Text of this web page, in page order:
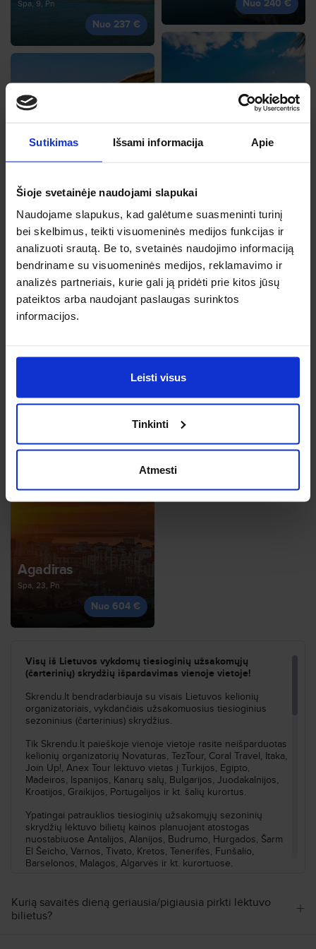
Sutikimas Išsami informacija Apie
Šioje svetainėje naudojami slapukai
Naudojame slapukus, kad galėtume suasmeninti turinį
bei skelbimus, teikti visuomeninės medijos funkcijas ir
analizuoti srautą. Be to, svetainės naudojimo informaciją
bendriname su visuomeninės medijos, reklamavimo ir
analizės partneriais, kurie gali ją pridėti prie kitos jūsų
pateiktos arba naudojant paslaugas surinktos
informacijos.
Leisti visus
Tinkinti
Atmesti
Spa, 9, Pn
Nuo 237 €
Nuo 240 €
Lap, 29, Sk Nuo 247 €
Hurgada
Sau, 16, Št
Malaga
Spa, 14, Tr
Rgs, 19, Št
Tenerifė
Lap, 27, Pn
Agadiras
Spa, 23, Pn
Nuo 604 €
Visų iš Lietuvos vykdomų tiesioginių užsakomųjų
(čarterinių) skrydžių išpardavimas vienoje vietoje!
Skrendu.lt bendradarbiauja su visais Lietuvos kelionių
organizatoriais, vykdančiais užsakomuosius tiesioginius
sezoninius (čarterinius) skrydžius.
Tik Skrendu.lt paieškoje vienoje vietoje rasite neišparduotas
kelionių organizatorių Novaturas, TezTour, Coral Travel, Itaka,
Join Up!, Anex Tour lėktuvo vietas į Turkijos, Egipto,
Madeiros, Ispanijos, Kanarų salų, Bulgarijos, Juodakalnijos,
Kroatijos, Graikijos, Portugalijos ir kt. šalių kurortus.
Ypatingai patrauklios tiesioginių užsakomųjų sezoninių
skrydžių lėktuvo bilietų kainos planuojant atostogas
nuostabiuose Antalijos, Alanijos, Budrumo, Hurgados, Šarm
El Šeicho, Varnos, Tivato, Kretos, Tenerifės, Funšalio,
Barselonos, Malagos, Algarvės ir kt. kurortuose.
Suplanuoti savo atostogas dar niekada nebuvo taip paprasta!
Užtenka vos kelių mygtukų paspaudimų ir kelionės bilietai
Kurią savaitės dieną geriausia/pigiausia pirkti lėktuvo
bilietus?
+